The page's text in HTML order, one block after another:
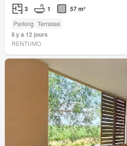
3 1 57 m²
Parking Terrasse
Il y a 12 jours
RENTUMO